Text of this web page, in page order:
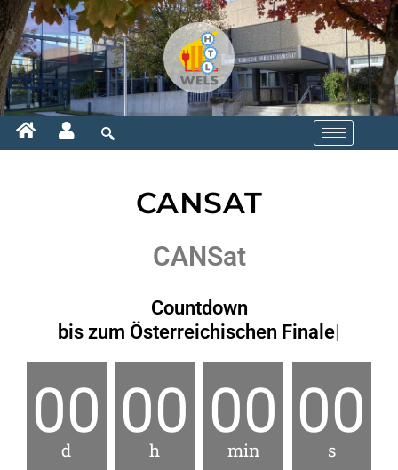
CANSAT
CANSat
Countdown
bis zum Österreichischen Finale
00
d
00
h
00
min
00
s